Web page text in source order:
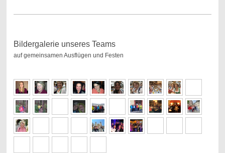
Bildergalerie unseres Teams
auf gemeinsamen Ausflügen und Festen